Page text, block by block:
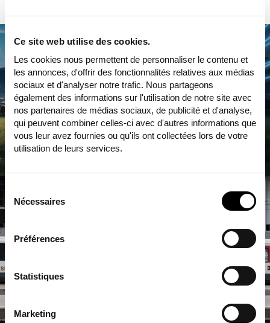
Ce site web utilise des cookies.
Les cookies nous permettent de personnaliser le contenu et
les annonces, d'offrir des fonctionnalités relatives aux médias
sociaux et d'analyser notre trafic. Nous partageons
également des informations sur l'utilisation de notre site avec
nos partenaires de médias sociaux, de publicité et d'analyse,
qui peuvent combiner celles-ci avec d'autres informations que
vous leur avez fournies ou qu'ils ont collectées lors de votre
utilisation de leurs services.
Nécessaires
Préférences
Statistiques
Marketing